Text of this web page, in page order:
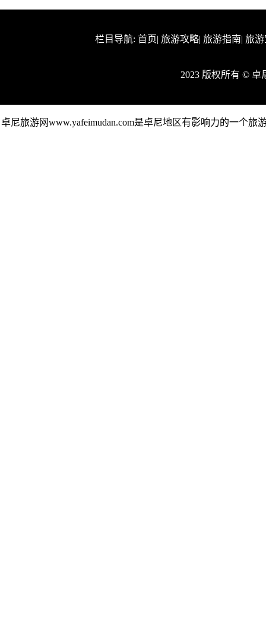
栏目导航: 首页| 旅游攻略| 旅游指南| 旅
2023 版权所有 ©
卓尼旅游网www.yafeimudan.com是卓尼地区有影响力的一个